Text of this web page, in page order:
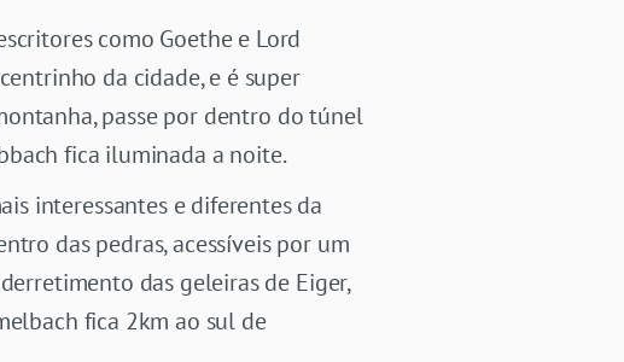
como Goethe e Lord
da cidade, e é super
passe por dentro do túnel
fica iluminada a noite.
interessantes e diferentes da
das pedras, acessíveis por um
das geleiras de Eiger,
fica 2km ao sul de